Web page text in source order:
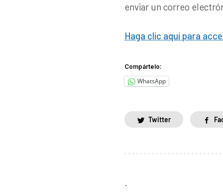
enviar un correo
Haga clic aquí para
Compártelo:
WhatsApp
Twitter
.